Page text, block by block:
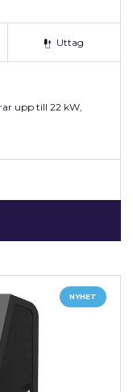
Uttag
upp till 22 kW,
NYHET